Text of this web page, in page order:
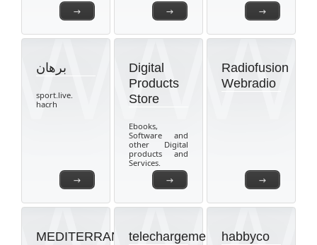
→
→
→
→
برهان
sport.live.
hacrh
→
Digital
Products
Store
Ebooks,
Software and
other Digital
products and
Services.
→
Radiofusion
Webradio
MEDITERRANEANtelechargement habbyco